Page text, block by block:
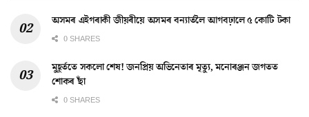
অসমৰ এইগৰাকী জীয়ৰীয়ে অসমৰ বন্যাৰ্তলৈ আগবঢ়ালে ৫ কোটি টকা
0 SHARES
মুহূৰ্ততে সকলো শেষ! জনপ্ৰিয় অভিনেতাৰ মৃত্যু, মনোৰঞ্জন জগতত
শোকৰ ছাঁ
0 SHARES